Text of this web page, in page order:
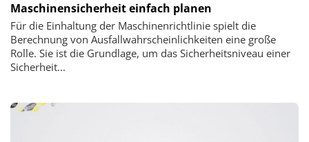
Maschinensicherheit ­einfach planen
Für die Einhaltung der Maschinenrichtlinie spielt die
Berechnung von Ausfallwahrscheinlichkeiten eine große
Rolle. Sie ist die Grundlage, um das Sicherheitsniveau einer
Sicherheit...